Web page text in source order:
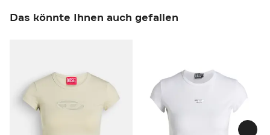
Das könnte Ihnen auch gefallen